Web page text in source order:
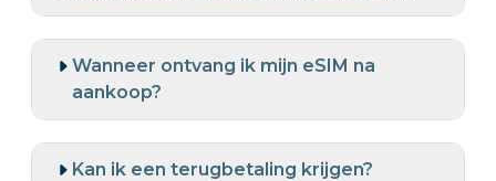
Wanneer ontvang ik mijn eSIM na
aankoop?
Kan ik een terugbetaling krijgen?